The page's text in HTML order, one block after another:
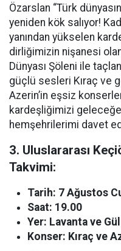
Özarslan “Türk
yeniden kök salıyor!
yanından yükselen
dirliğimizin nişanesi
Dünyası Şöleni ile
güçlü sesleri Kıraç ve
Azerin’in eşsiz
kardeşliğimizi geleceğe
hemşehrilerimi davet
3. Uluslararası
Takvimi:
Tarih: 7 Ağustos
Saat: 19.00
Yer: Lavanta ve
Konser: Kıraç ve